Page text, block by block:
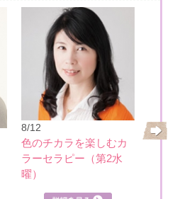
8/12
色のチカラを楽しむカ
ラーセラピー（第2水
曜）
リー